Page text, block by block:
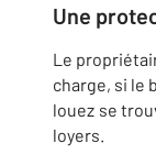
Une
Le
charge, si le
louez se
loyers.